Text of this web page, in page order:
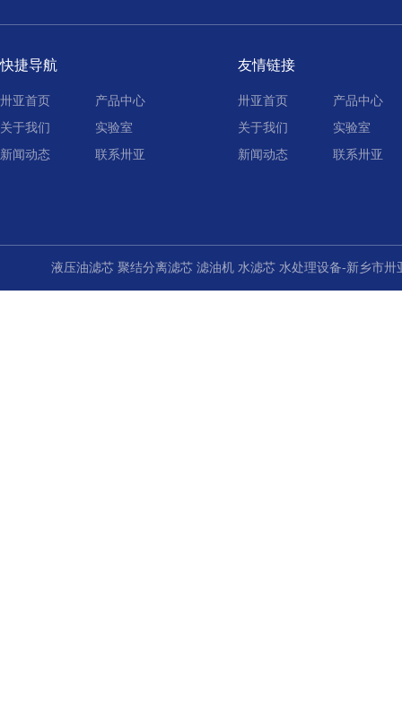
快捷导航
卅亚首页
产品中心
关于我们
实验室
新闻动态
联系卅亚
友情链接
卅亚首页
产品中心
关于我们
实验室
新闻动态
联系卅亚
液压油滤芯 聚结分离滤芯 滤油机 水滤芯 水处理设备-新乡